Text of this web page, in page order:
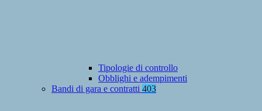
Tipologie di controllo
Obblighi e adempimenti
Bandi di gara e contratti 403